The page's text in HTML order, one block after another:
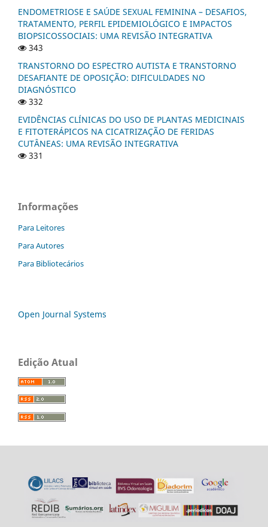
ENDOMETRIOSE E SAÚDE SEXUAL FEMININA – DESAFIOS,
TRATAMENTO, PERFIL EPIDEMIOLÓGICO E IMPACTOS
BIOPSICOSSOCIAIS: UMA REVISÃO INTEGRATIVA
343
TRANSTORNO DO ESPECTRO AUTISTA E TRANSTORNO
DESAFIANTE DE OPOSIÇÃO: DIFICULDADES NO
DIAGNÓSTICO
332
EVIDÊNCIAS CLÍNICAS DO USO DE PLANTAS MEDICINAIS
E FITOTERÁPICOS NA CICATRIZAÇÃO DE FERIDAS
CUTÂNEAS: UMA REVISÃO INTEGRATIVA
331
Informações
Para Leitores
Para Autores
Para Bibliotecários
Open Journal Systems
Edição Atual